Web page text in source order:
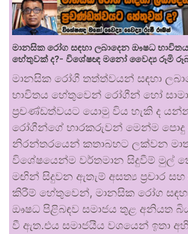
මානසික රෝග සඳහා ලබාදෙන ඖෂධ
හේතුවක් ද?- විශේෂඥ මනෝ වෛද්‍ය රූමි
මානසික රෝගී තත්ත්වයන් සඳහා
භාවිතය හේතුවෙන් රෝගීන් හෝ
ප්‍රචණ්ඩත්වයට යොමු විය හැකි ද
රෝගීන්ගේ භාරකරුවන් මෙන්ම පොදු
නිරන්තරයෙන් කතාබහට ලක්වන
විශේෂයෙන්ම වර්තමාන සිදුවීම් මුල්
මඟින් සිදුවන ඇතැම් අසත්‍ය ප්‍රචාර
කිරීම් හේතුවෙන්, මානසික රෝග
ඖෂධ පිළිබඳව සමාජය තුළ අනියත
වී ඇත.එය සමාජයීය වශයෙන් ඉතා